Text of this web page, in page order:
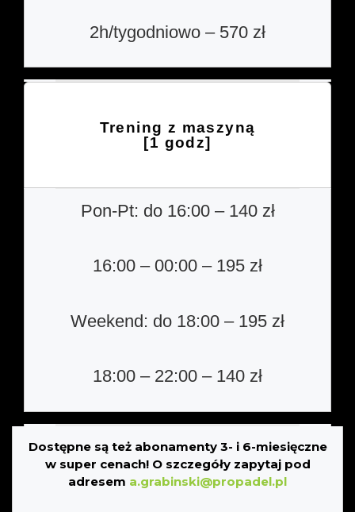
2h/tygodniowo – 570 zł
Trening z maszyną
[1 godz]
Pon-Pt: do 16:00 – 140zł
16:00 – 00:00 – 195 zł
Weekend: do 18:00 – 195 zł
18:00 – 22:00 – 140 zł
Dostępne są też abonamenty 3- i 6-miesięczne
w super cenach! O szczegóły zapytaj pod
adresem a.grabinski@propadel.pl